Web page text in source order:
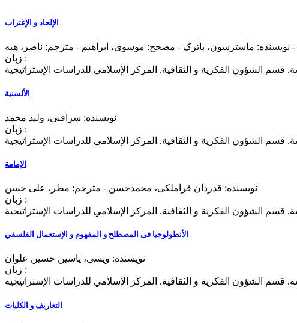
الإلحاد و الإغتراب
نویسنده: ماسترسون، باترک - مصحح: موسوی، ابراهیم - مترجم: ناصر، هبه -
زبان :
قسم الشؤون الفکرية و الثقافية. المرکز الإسلامي للدراسات الإستراتيجية
الألسنیة
نویسنده: سراقبی، ولید محمد
زبان :
قسم الشؤون الفکرية و الثقافية. المرکز الإسلامي للدراسات الإستراتيجية
الإمامة
نویسنده: قدردان قراملکی، محمدحسن - مترجم: مطر، علی حسن
زبان :
قسم الشؤون الفکرية و الثقافية. المرکز الإسلامي للدراسات الإستراتيجية
الأنطولوجیا فی المصطلح و المفهوم و الإستعمال الفلسفي
نویسنده: ویسی، یاسین حسین علوان
زبان :
قسم الشؤون الفکرية و الثقافية. المرکز الإسلامي للدراسات الإستراتيجية
التعاریف و الکلیات